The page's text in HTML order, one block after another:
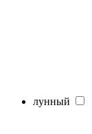
лунный